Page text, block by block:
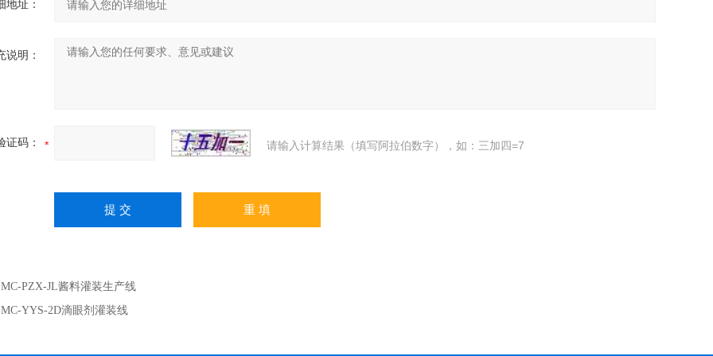
地址：
说明：
证码： 请输入计算结果（填写阿拉伯数字），如：三加四=7
MC-PZX-JL酱料灌装生产线
MC-YYS-2D滴眼剂灌装线